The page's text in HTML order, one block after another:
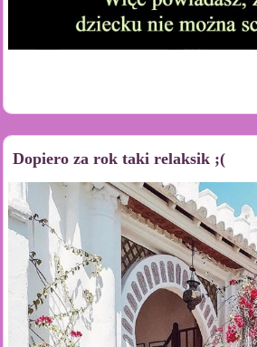
Dopiero za rok taki relaksik ;(